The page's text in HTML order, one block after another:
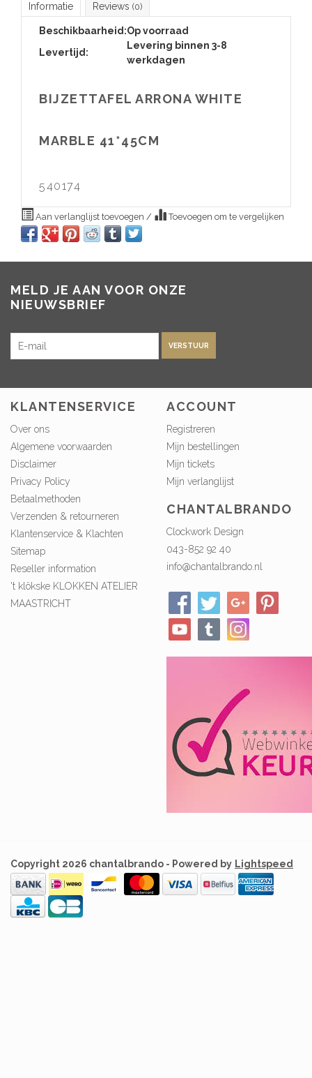
Informatie Reviews (0)
Beschikbaarheid:Op voorraad
Levertijd:
Levering binnen 3-8
werkdagen
BIJZETTAFEL ARRONA WHITE
MARBLE 41*45CM
540174
Aan verlanglijst toevoegen / Toevoegen om te vergelijken
MELD JE AAN VOOR ONZE
NIEUWSBRIEF
VERSTUUR
KLANTENSERVICE
Over ons
Algemene voorwaarden
Disclaimer
Privacy Policy
Betaalmethoden
Verzenden & retourneren
Klantenservice & Klachten
Sitemap
Reseller information
't klökske KLOKKEN ATELIER
MAASTRICHT
ACCOUNT
Registreren
Mijn bestellingen
Mijn tickets
Mijn verlanglijst
CHANTALBRANDO
Clockwork Design
043-852 92 40
info@chantalbrando.nl
Copyright 2026 chantalbrando - Powered by Lightspeed